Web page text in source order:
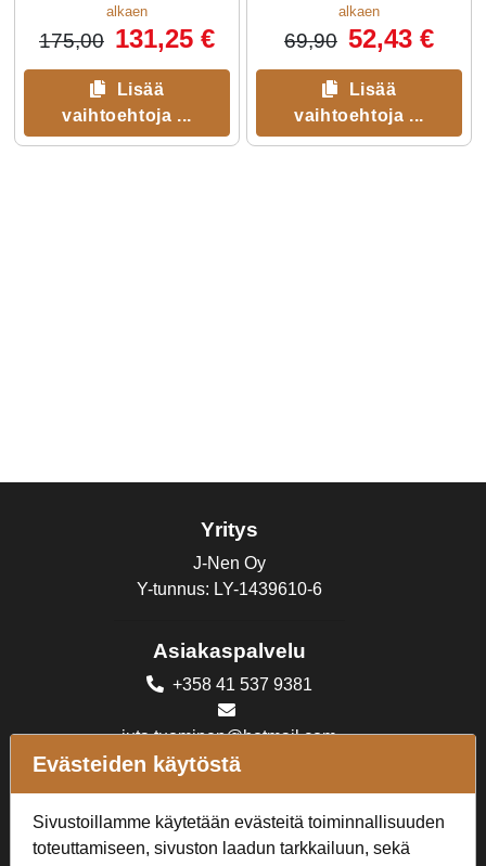
alkaen
175,00 131,25 €
Lisää
vaihtoehtoja ...
alkaen
69,90 52,43 €
Lisää
vaihtoehtoja ...
Yritys
J-Nen Oy
Y-tunnus: LY-1439610-6
Asiakaspalvelu
+358 41 537 9381
juta.tuominen@hotmail.com
Ateneuminkuja Helsinki
MA - PE 10-18, LA 10-16,
SU suljettu
Evästeiden käytöstä
Sivustoillamme käytetään evästeitä toiminnallisuuden
toteuttamiseen, sivuston laadun tarkkailuun, sekä